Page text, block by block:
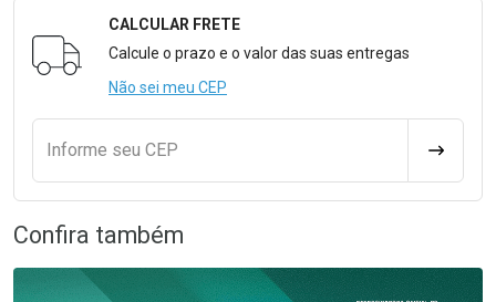
Formulário para Calcular o Frete
CALCULAR FRETE
Calcule o prazo e o valor das suas entregas
Não sei meu CEP
Informe seu CEP
Confira também